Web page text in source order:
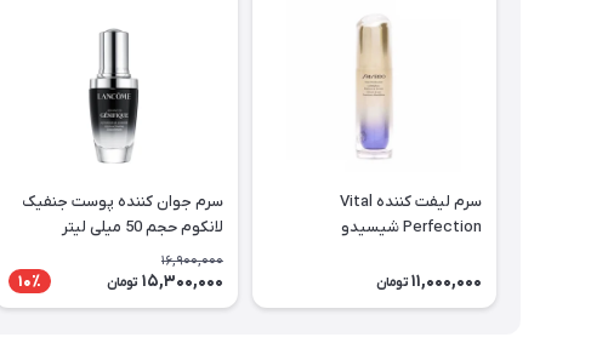
سرم لیفت کننده Vital
Perfection شیسیدو
11,000,000 تومان
سرم جوان کننده پوست جنفیک
لانکوم حجم 50 میلی لیتر
16,900,000
15,300,000 تومان 10٪